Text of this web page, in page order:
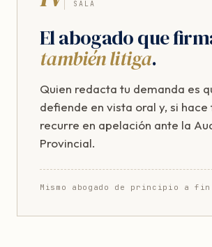
SALA
El abogado que
también litiga.
Quien redacta tu demanda es
defiende en vista oral y, si
recurre en apelación ante la
Provincial.
Mismo abogado de principio a fin